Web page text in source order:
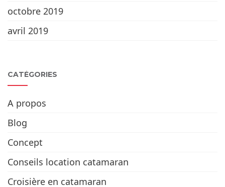
octobre 2019
avril 2019
CATÉGORIES
A propos
Blog
Concept
Conseils location catamaran
Croisière en catamaran